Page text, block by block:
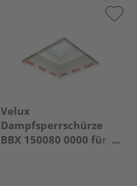
Velux
Dampfsperrschürze
BBX 150080 0000 für